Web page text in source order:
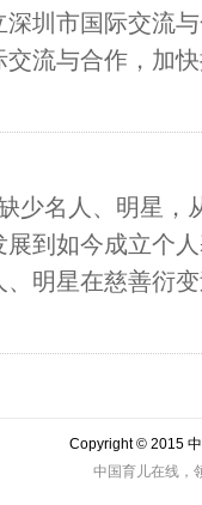
圳市国际交流
交流与合作，
名人、明星，
到如今成立个
、明星在慈善
Copyright © 2015
中国育儿在线，